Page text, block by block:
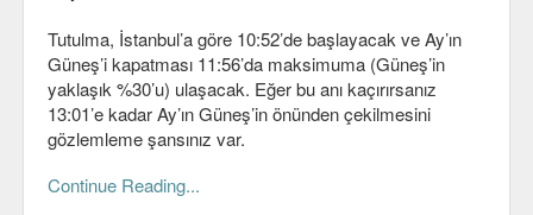
Java
Javascript
PHP
Python
Tutulma, İstanbul’a göre 10:52’de başlayacak ve Ay’ın
Güneş’i kapatması 11:56’da maksimuma (Güneş’in
yaklaşık %30’u) ulaşacak. Eğer bu anı kaçırırsanız
13:01’e kadar Ay’ın Güneş’in önünden çekilmesini
gözlemleme şansınız var.
Continue Reading...